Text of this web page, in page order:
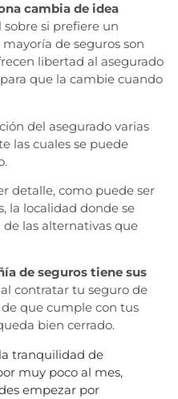
cambia de idea
sobre si prefiere un
de seguros son
libertad al asegurado
que la cambie cuando
del asegurado varias
las cuales se puede
detalle, como puede ser
la localidad donde se
de las alternativas que
de seguros tiene sus
contratar tu seguro de
que cumple con tus
bien cerrado.
tranquilidad de
muy poco al mes,
empezar por